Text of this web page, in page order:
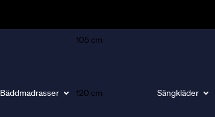
Bäddmadrasser
105 cm
120 cm Sängkläder